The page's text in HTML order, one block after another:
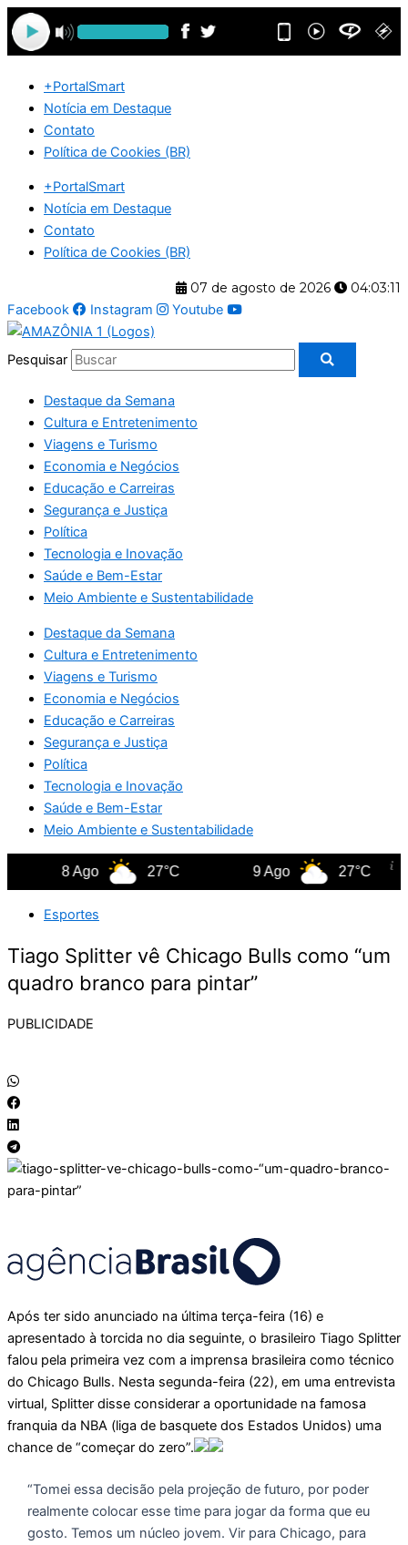
Ir
para
o
+PortalSmart
Notícia em Destaque
Contato
Política de Cookies (BR)
+PortalSmart
Notícia em Destaque
Contato
Política de Cookies (BR)
07 de agosto de 2026
04:03:11
Facebook
Instagram Youtube
Pesquisar
Destaque da Semana
Cultura e Entretenimento
Viagens e Turismo
Economia e Negócios
Educação e Carreiras
Segurança e Justiça
Política
Tecnologia e Inovação
Saúde e Bem-Estar
Meio Ambiente e Sustentabilidade
Destaque da Semana
Cultura e Entretenimento
Viagens e Turismo
Economia e Negócios
Educação e Carreiras
Segurança e Justiça
Política
Tecnologia e Inovação
Saúde e Bem-Estar
Meio Ambiente e Sustentabilidade
8 Ago 27°C 9 Ago 27°C
Esportes
Tiago Splitter vê Chicago Bulls como “um
quadro branco para pintar”
PUBLICIDADE
Após ter sido anunciado na última terça-feira (16) e
apresentado à torcida no dia seguinte, o brasileiro Tiago Splitter
falou pela primeira vez com a imprensa brasileira como técnico
do Chicago Bulls. Nesta segunda-feira (22), em uma entrevista
virtual, Splitter disse considerar a oportunidade na famosa
franquia da NBA (liga de basquete dos Estados Unidos) uma
chance de “começar do zero”.
“Tomei essa decisão pela projeção de futuro, por poder
realmente colocar esse time para jogar da forma que eu
gosto. Temos um núcleo jovem. Vir para Chicago, para